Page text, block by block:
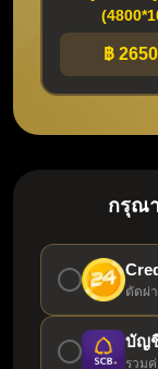
฿
กรุณ
ตัดผ่
บัญ
รวม